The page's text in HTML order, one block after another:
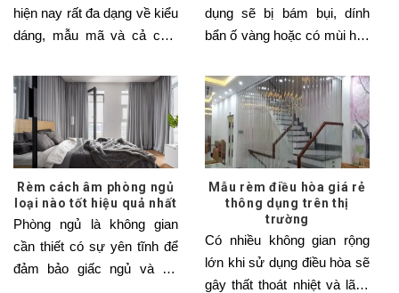
hiện nay rất đa dạng về kiểu
dáng, mẫu mã và cả chất
dụng sẽ bị bám bụi, dính
bẩn ố vàng hoặc có mùi hôi.
Rèm cách âm phòng ngủ
loại nào tốt hiệu quả nhất
Phòng ngủ là không gian
cần thiết có sự yên tĩnh để
đảm bảo giấc ngủ và sự
Mẫu rèm điều hòa giá rẻ
thông dụng trên thị
trường
Có nhiều không gian rộng
lớn khi sử dụng điều hòa sẽ
gây thất thoát nhiệt và lãng